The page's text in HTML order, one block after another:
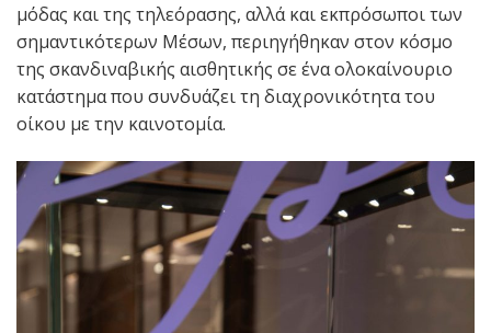
μόδας και της τηλεόρασης, αλλά και εκπρόσωποι των
σημαντικότερων Μέσων, περιηγήθηκαν στον κόσμο
της σκανδιναβικής αισθητικής σε ένα ολοκαίνουριο
κατάστημα που συνδυάζει τη διαχρονικότητα του
οίκου με την καινοτομία.